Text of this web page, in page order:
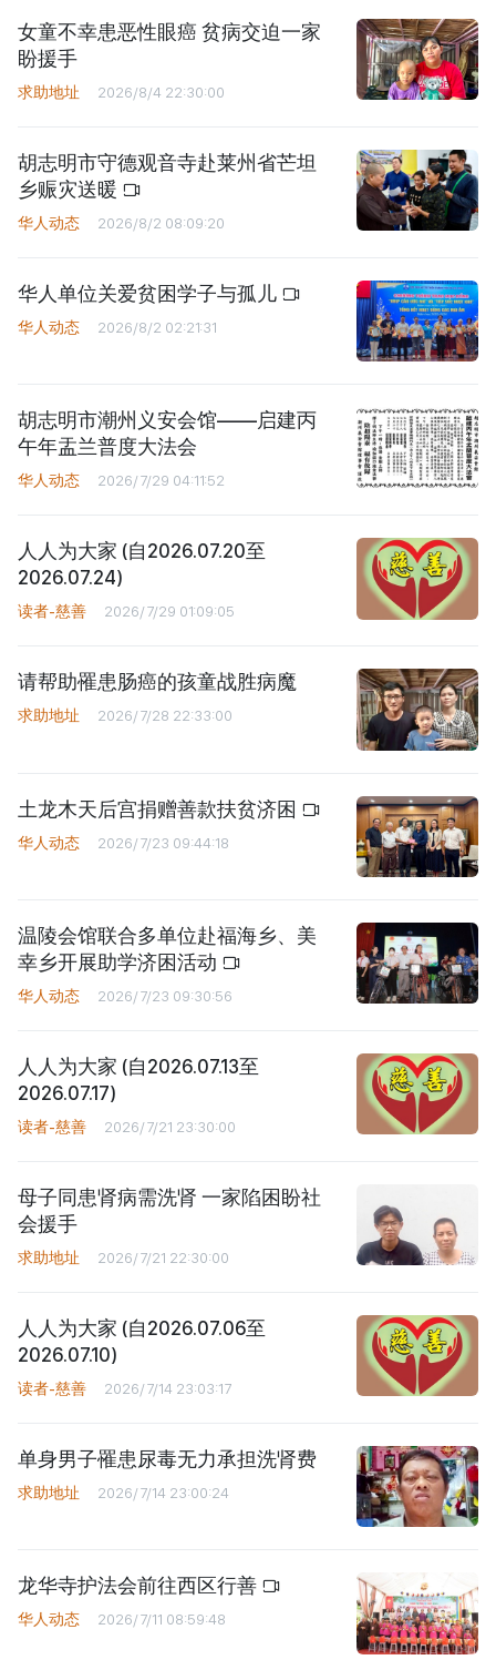
女童不幸患恶性眼癌 贫病交迫一家
盼援手
求助地址 2026/8/4 22:30:00
胡志明市守德观音寺赴莱州省芒坦
乡赈灾送暖
华人动态 2026/8/2 08:09:20
华人单位关爱贫困学子与孤儿
华人动态 2026/8/2 02:21:31
胡志明市潮州义安会馆——启建丙
午年盂兰普度大法会
华人动态 2026/7/29 04:11:52
人人为大家 (自2026.07.20至
2026.07.24)
读者-慈善 2026/7/29 01:09:05
请帮助罹患肠癌的孩童战胜病魔
求助地址 2026/7/28 22:33:00
土龙木天后宫捐赠善款扶贫济困
华人动态 2026/7/23 09:44:18
温陵会馆联合多单位赴福海乡、美
幸乡开展助学济困活动
华人动态 2026/7/23 09:30:56
人人为大家 (自2026.07.13至
2026.07.17)
读者-慈善 2026/7/21 23:30:00
母子同患肾病需洗肾 一家陷困盼社
会援手
求助地址 2026/7/21 22:30:00
人人为大家 (自2026.07.06至
2026.07.10)
读者-慈善 2026/7/14 23:03:17
单身男子罹患尿毒无力承担洗肾费
求助地址 2026/7/14 23:00:24
龙华寺护法会前往西区行善
华人动态 2026/7/11 08:59:48